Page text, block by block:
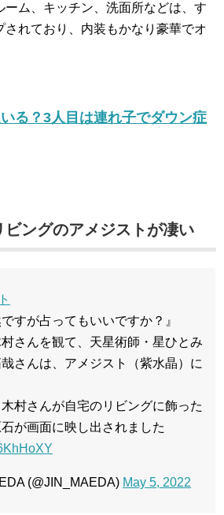
ーム、キッチン、洗面所などは、す
されており、内装もかなり豪華でオ
る？3人目は連れ子でダウン症
ングのアメジストが凄い
すが占ってもいいですか？』
さんを観て、天星術師・星ひとみ
さんは、アメジスト（紫水晶）に
村さんが自宅のリビングに飾った
が画面に映し出されました
(@JIN_MAEDA) May 5, 2022